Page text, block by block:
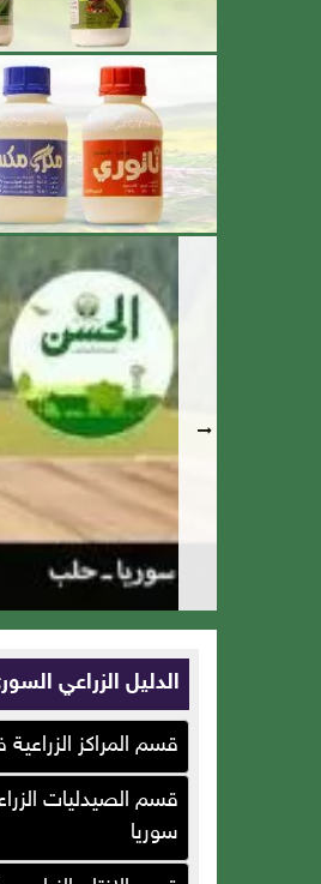
الدليل الزراعي
قسم المراكز
قسم الصيدليات
سوريا